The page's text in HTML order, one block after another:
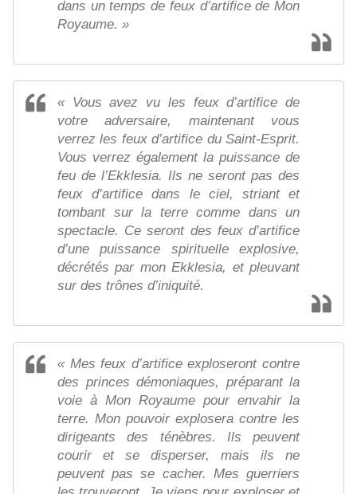
dans un temps de feux d’artifice de Mon
Royaume. »
« Vous avez vu les feux d’artifice de
votre adversaire, maintenant vous
verrez les feux d’artifice du Saint-Esprit.
Vous verrez également la puissance de
feu de l’Ekklesia. Ils ne seront pas des
feux d’artifice dans le ciel, striant et
tombant sur la terre comme dans un
spectacle. Ce seront des feux d’artifice
d’une puissance spirituelle explosive,
décrétés par mon Ekklesia, et pleuvant
sur des trônes d’iniquité.
« Mes feux d’artifice exploseront contre
des princes démoniaques, préparant la
voie à Mon Royaume pour envahir la
terre. Mon pouvoir explosera contre les
dirigeants des ténèbres. Ils peuvent
courir et se disperser, mais ils ne
peuvent pas se cacher. Mes guerriers